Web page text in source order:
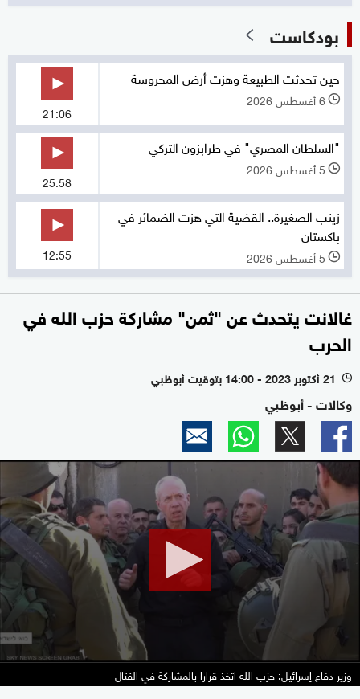
بودكاست
حين تحدثت الطبيعة وهزت أرض المحروسة
l 6 أغسطس 2026
21:06
"السلطان المصري" في طرابزون التركي
l 5 أغسطس 2026
25:58
زينب الصغيرة.. القضية التي هزت الضمائر في
باكستان
l 5 أغسطس 2026 12:55
غالانت يتحدث عن "ثمن" مشاركة حزب الله في
الحرب
l 21 أكتوبر 2023 - 14:00 بتوقيت أبوظبي
وكالات - أبوظبي
0
11
seconds
وزير دفاع إسرائيل: حزب الله اتخذ قرارا بالمشاركة في القتال